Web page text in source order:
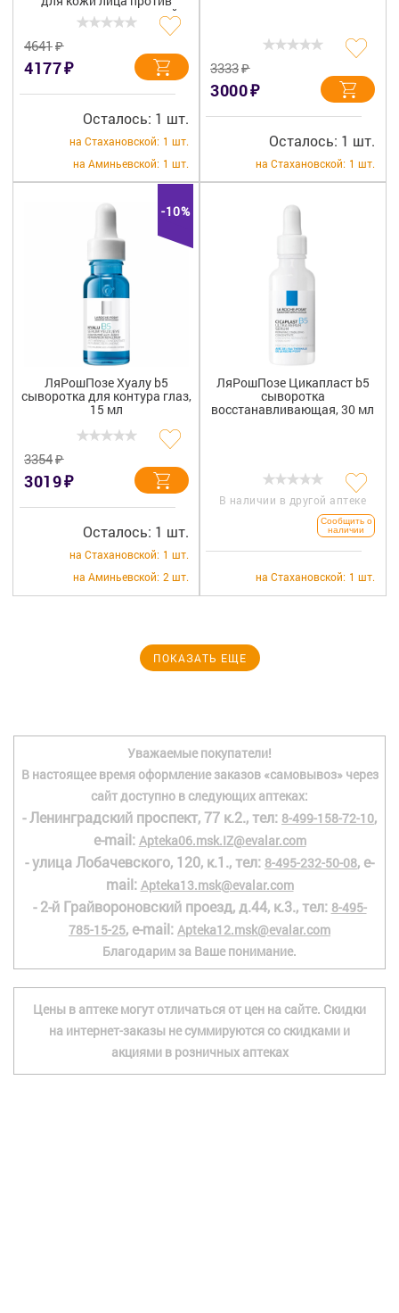
морщин с гиалуроновой
кислотой и витамином B5, 50
4641₽
4177₽
Осталось: 1 шт.
на Стахановской: 1 шт.
на Аминьевской: 1 шт.
3333₽
3000₽
Осталось: 1 шт.
на Стахановской: 1 шт.
-10%
ЛяРошПозе Хуалу b5
сыворотка для контура глаз,
15 мл
3354₽
3019₽
Осталось: 1 шт.
на Стахановской: 1 шт.
на Аминьевской: 2 шт.
ЛяРошПозе Цикапласт b5
сыворотка
восстанавливающая, 30 мл
В наличии в другой аптеке
Сообщить о
наличии
на Стахановской: 1 шт.
ПОКАЗАТЬ ЕЩЕ
Уважаемые покупатели!
В настоящее время оформление заказов «самовывоз» через
сайт доступно в следующих аптеках:
- Ленинградский проспект, 77 к.2., тел: 8-499-158-72-10,
e-mail: Apteka06.msk.IZ@evalar.com
- улица Лобачевского, 120, к.1., тел: 8-495-232-50-08, e-
mail: Apteka13.msk@evalar.com
- 2-й Грайвороновский проезд, д.44, к.3., тел: 8-495-
785-15-25, e-mail: Apteka12.msk@evalar.com
Благодарим за Ваше понимание.
Цены в аптеке могут отличаться от цен на сайте. Скидки
на интернет-заказы не суммируются со скидками и
акциями в розничных аптеках